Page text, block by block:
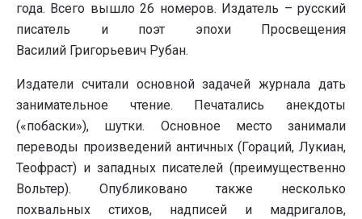
года. Всего вышло 26 номеров. Издатель – русский
писатель и поэт эпохи Просвещения
Василий Григорьевич Рубан.
Издатели считали основной задачей журнала дать
занимательное чтение. Печатались анекдоты
(«побаски»), шутки. Основное место занимали
переводы произведений античных (Гораций, Лукиан,
Теофраст) и западных писателей (преимущественно
Вольтер). Опубликовано также несколько
похвальных стихов, надписей и мадригалов,